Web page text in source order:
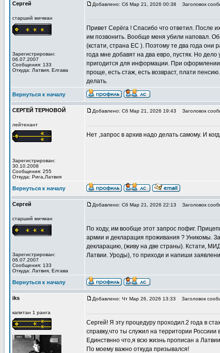
Сергей
старший мичман
Зарегистрирован:
06.07.2007
Сообщения: 133
Откуда: Латвия, Елгава
Добавлено: Сб Мар 21, 2026 00:38 Заголовок
Привет Серёга ! Спасибо что ответил. После
им позвонить. Вообще меня убили наповал.
(кстати, страна ЕС ). Поэтому те два года они
года мне добавят на два евро, пустяк. Но
пригодится для информации. При
проще, есть стаж, есть возвраст, плати
делать.
Вернуться к началу
СЕРГЕЙ ТЕРНОВОЙ
лейтенант
Зарегистрирован:
30.10.2008
Сообщения: 255
Откуда: Рига,Латвия
Добавлено: Сб Мар 21, 2026 19:43 Заголовок
Нет ,запрос в архив надо делать самому. И
Вернуться к началу
Сергей
старший мичман
Зарегистрирован:
06.07.2007
Сообщения: 133
Откуда: Латвия, Елгава
Добавлено: Сб Мар 21, 2026 22:13 Заголовок
По ходу, им вообще этот запрос пофиг.
армии и декларация проживания ? Уникомы.
декларацию, (живу на две страны). Кстати,
Латвии. Уроды), то приходи и напиши
Вернуться к началу
iks
капитан 1 ранга
Добавлено: Чт Мар 26, 2026 13:33 Заголовок
Сергей! Я эту процедуру проходил.2 года в
справку,что ты служил на территории
Единствнно что,я всю жизнь прописан а
По моему важно откуда призывался!